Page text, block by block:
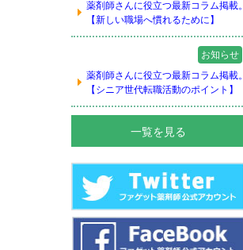
薬剤師さんに役立つ最新コラム掲載。
【新しい職場へ慣れるために】
お知らせ
薬剤師さんに役立つ最新コラム掲載。
【シニア世代転職活動のポイント】
一覧を見る